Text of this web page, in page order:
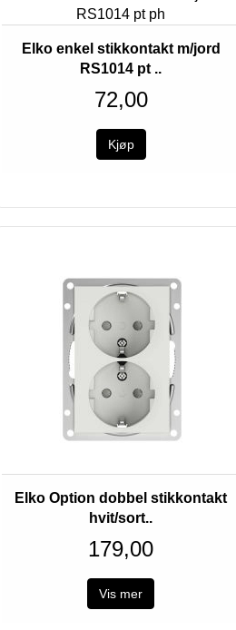
Elko enkel stikkontakt m/jord
RS1014 pt ..
72,00
Elko Option dobbel stikkontakt
hvit/sort..
179,00
Vis mer